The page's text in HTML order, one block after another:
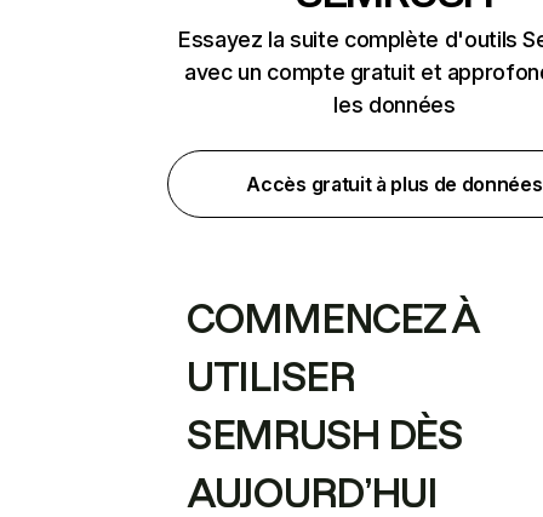
Essayez la suite complète d'outils
avec un compte gratuit et
les données
Accès gratuit à plus de données
COMMENCEZ À
UTILISER
SEMRUSH DÈS
AUJOURD’HUI